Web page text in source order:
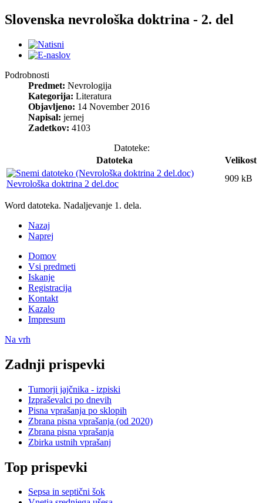
Slovenska nevrološka doktrina - 2. del
Podrobnosti
Predmet: Nevrologija
Kategorija: Literatura
Objavljeno: 14 November 2016
Napisal: jernej
Zadetkov: 4103
Datoteke:
Datoteka
Velikost
Nevrološka doktrina 2 del.doc
909 kB
Word datoteka. Nadaljevanje 1. dela.
Nazaj
Naprej
Domov
Vsi predmeti
Iskanje
Registracija
Kontakt
Kazalo
Impresum
Na vrh
Zadnji prispevki
Tumorji jajčnika - izpiski
Izpraševalci po dnevih
Pisna vprašanja po sklopih
Zbrana pisna vprašanja (od 2020)
Zbrana pisna vprašanja
Zbirka ustnih vprašanj
Top prispevki
Sepsa in septični šok